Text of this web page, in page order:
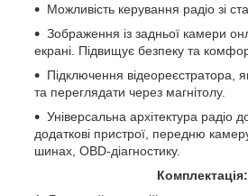
Можливість керування радіо зі
Зображення із задньої камери
екрані. Підвищує безпеку та
Підключення відеореєстратора,
та переглядати через магнітолу.
Універсальна архітектура радіо
додаткові пристрої, передню
шинах, OBD-діагностику.
Комплектація: